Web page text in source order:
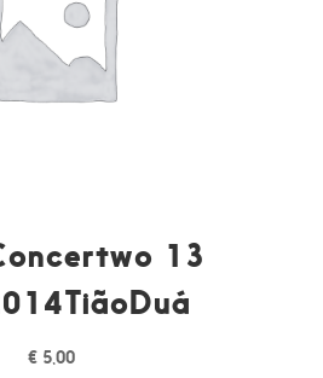
13
€ 5,00